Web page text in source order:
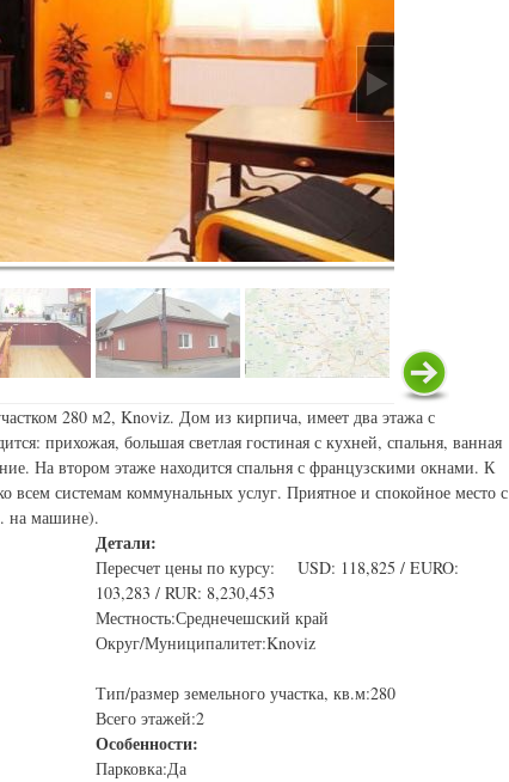
280 м2, Knoviz. Дом из кирпича, имеет два этажа с
прихожая, большая светлая гостиная с кухней, спальня, ванная
На втором этаже находится спальня с французскими окнами. К
системам коммунальных услуг. Приятное и спокойное место с
на машине).
Детали:
Пересчет цены по курсу: USD: 118,825 / EURO:
103,283 / RUR: 8,230,453
Местность:Среднечешский край
Округ/Муниципалитет:Knoviz
Тип/размер земельного участка, кв.м:280
Всего этажей:2
Особенности:
Парковка:Да